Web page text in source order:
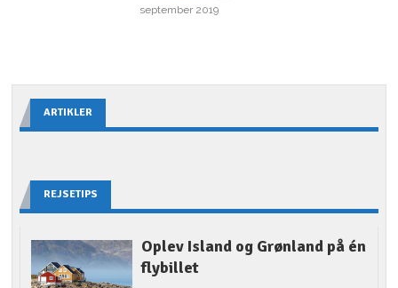
september 2019
ARTIKLER
REJSETIPS
Oplev Island og Grønland på én
flybillet